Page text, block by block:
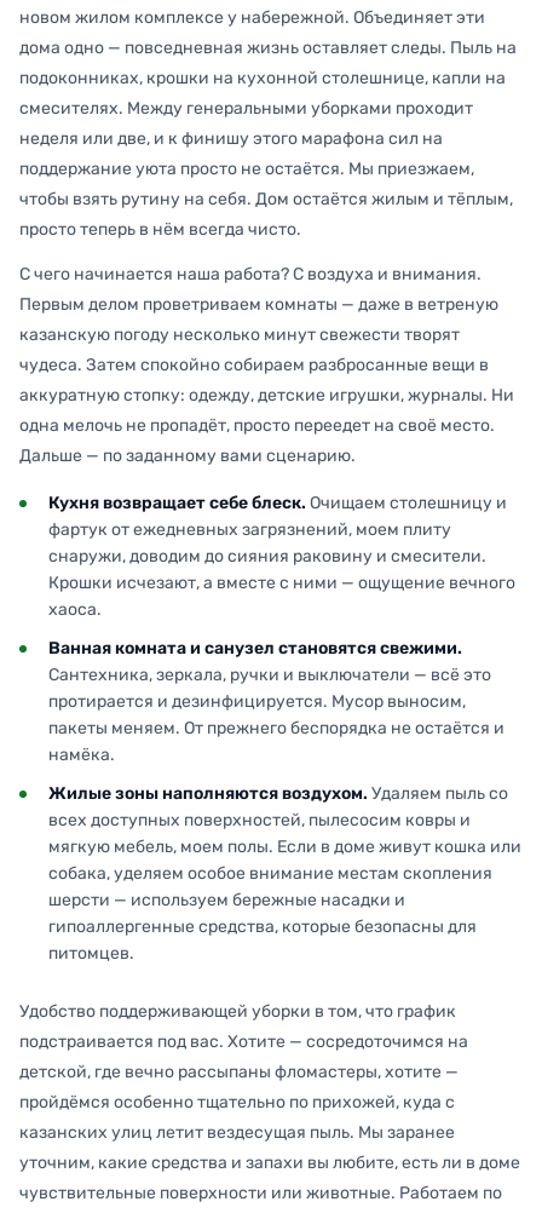
новом жилом комплексе у набережной. Объединяет эти
дома одно — повседневная жизнь оставляет следы. Пыль на
подоконниках, крошки на кухонной столешнице, капли на
смесителях. Между генеральными уборками проходит
неделя или две, и к финишу этого марафона сил на
поддержание уюта просто не остаётся. Мы приезжаем,
чтобы взять рутину на себя. Дом остаётся жилым и тёплым,
просто теперь в нём всегда чисто.
С чего начинается наша работа? С воздуха и внимания.
Первым делом проветриваем комнаты — даже в ветреную
казанскую погоду несколько минут свежести творят
чудеса. Затем спокойно собираем разбросанные вещи в
аккуратную стопку: одежду, детские игрушки, журналы. Ни
одна мелочь не пропадёт, просто переедет на своё место.
Дальше — по заданному вами сценарию.
Кухня возвращает себе блеск. Очищаем столешницу и
фартук от ежедневных загрязнений, моем плиту
снаружи, доводим до сияния раковину и смесители.
Крошки исчезают, а вместе с ними — ощущение вечного
хаоса.
Ванная комната и санузел становятся свежими.
Сантехника, зеркала, ручки и выключатели — всё это
протирается и дезинфицируется. Мусор выносим,
пакеты меняем. От прежнего беспорядка не остаётся и
намёка.
Жилые зоны наполняются воздухом. Удаляем пыль со
всех доступных поверхностей, пылесосим ковры и
мягкую мебель, моем полы. Если в доме живут кошка или
собака, уделяем особое внимание местам скопления
шерсти — используем бережные насадки и
гипоаллергенные средства, которые безопасны для
питомцев.
Удобство поддерживающей уборки в том, что график
подстраивается под вас. Хотите — сосредоточимся на
детской, где вечно рассыпаны фломастеры, хотите —
пройдёмся особенно тщательно по прихожей, куда с
казанских улиц летит вездесущая пыль. Мы заранее
уточним, какие средства и запахи вы любите, есть ли в доме
чувствительные поверхности или животные. Работаем по